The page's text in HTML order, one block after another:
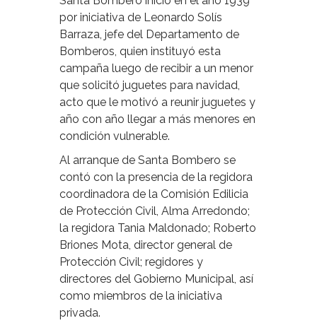
por iniciativa de Leonardo Solís
Barraza, jefe del Departamento de
Bomberos, quien instituyó esta
campaña luego de recibir a un menor
que solicitó juguetes para navidad,
acto que le motivó a reunir juguetes y
año con año llegar a más menores en
condición vulnerable.
Al arranque de Santa Bombero se
contó con la presencia de la regidora
coordinadora de la Comisión Edilicia
de Protección Civil, Alma Arredondo;
la regidora Tania Maldonado; Roberto
Briones Mota, director general de
Protección Civil; regidores y
directores del Gobierno Municipal, así
como miembros de la iniciativa
privada.